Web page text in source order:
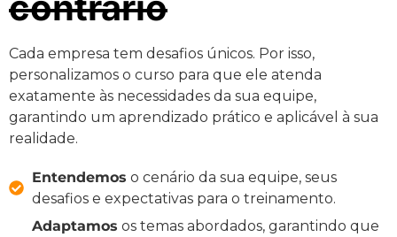
Cada empresa tem desafios únicos. Por isso,
personalizamos o curso para que ele atenda
exatamente às necessidades da sua equipe,
garantindo um aprendizado prático e aplicável à sua
realidade.
Entendemos o cenário da sua equipe, seus
desafios e expectativas para o treinamento.
Adaptamos os temas abordados, garantindo que